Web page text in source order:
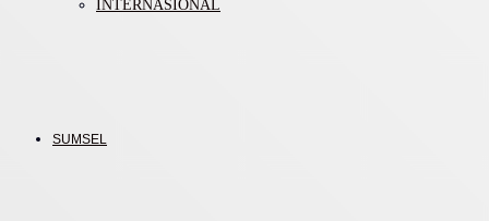
INTERNASIONAL
SUMSEL